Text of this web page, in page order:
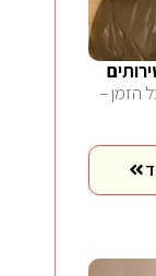
הזמן –